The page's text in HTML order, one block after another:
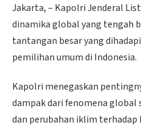
Jakarta, – Kapolri Jenderal
dinamika global yang tengah
tantangan besar yang
pemilihan umum di Indonesia.
Kapolri menegaskan
dampak dari fenomena
dan perubahan iklim terhadap